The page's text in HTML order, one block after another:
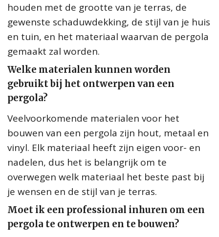
houden met de grootte van je terras, de
gewenste schaduwdekking, de stijl van je huis
en tuin, en het materiaal waarvan de pergola
gemaakt zal worden.
Welke materialen kunnen worden
gebruikt bij het ontwerpen van een
pergola?
Veelvoorkomende materialen voor het
bouwen van een pergola zijn hout, metaal en
vinyl. Elk materiaal heeft zijn eigen voor- en
nadelen, dus het is belangrijk om te
overwegen welk materiaal het beste past bij
je wensen en de stijl van je terras.
Moet ik een professional inhuren om een
pergola te ontwerpen en te bouwen?